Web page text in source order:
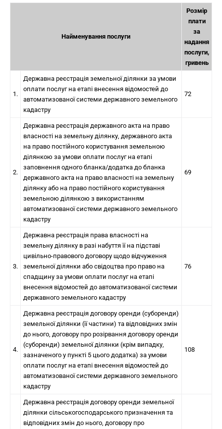
Найменування послуги
Розмір
плати
за
надання
послуги,
гривень
1.
Державна реєстрація земельної ділянки за умови
оплати послуг на етапі внесення відомостей до
автоматизованої системи державного земельного
кадастру
72
2.
Державна реєстрація державного акта на право
власності на земельну ділянку, державного акта
на право постійного користування земельною
ділянкою за умови оплати послуг на етапі
заповнення одного бланка/додатка до бланка
державного акта на право власності на земельну
ділянку або на право постійного користування
земельною ділянкою з використанням
автоматизованої системи державного земельного
кадастру
69
3.
Державна реєстрація права власності на
земельну ділянку в разі набуття її на підставі
цивільно-правового договору щодо відчуження
земельної ділянки або свідоцтва про право на
спадщину за умови оплати послуг на етапі
внесення відомостей до автоматизованої системи
державного земельного кадастру
76
4.
Державна реєстрація договору оренди (суборенди)
земельної ділянки (її частини) та відповідних змін
до нього, договору про розірвання договору оренди
(суборенди) земельної ділянки (крім випадку,
зазначеного у пункті 5 цього додатка) за умови
оплати послуг на етапі внесення відомостей до
автоматизованої системи державного земельного
кадастру
108
Державна реєстрація договору оренди земельної
ділянки сільськогосподарського призначення та
відповідних змін до нього, договору про